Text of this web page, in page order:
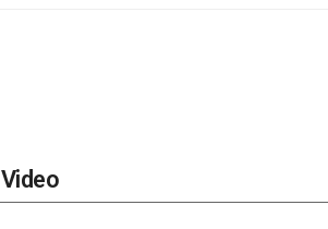
Video